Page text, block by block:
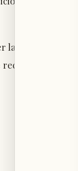
las solicitudes
elogios